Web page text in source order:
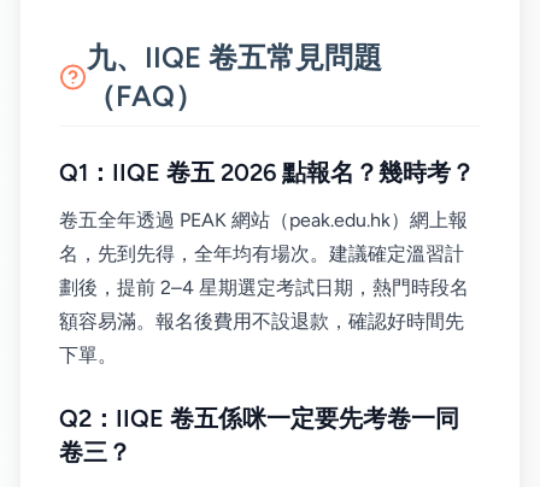
九、IIQE 卷五常見問題
（FAQ）
Q1：IIQE 卷五 2026 點報名？幾時考？
卷五全年透過 PEAK 網站（peak.edu.hk）網上報
名，先到先得，全年均有場次。建議確定溫習計
劃後，提前 2–4 星期選定考試日期，熱門時段名
額容易滿。報名後費用不設退款，確認好時間先
下單。
Q2：IIQE 卷五係咪一定要先考卷一同
卷三？